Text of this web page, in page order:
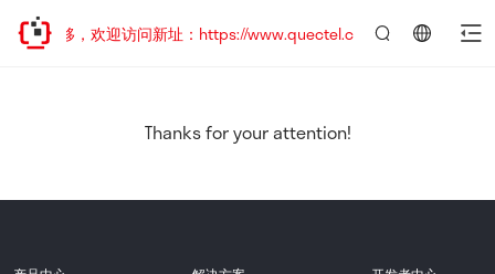
址已迁移，欢迎访问新址：https://www.quectel.com.cn
Thanks for your attention!